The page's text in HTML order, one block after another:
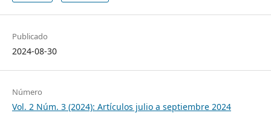
Publicado
2024-08-30
Número
Vol. 2 Núm. 3 (2024): Artículos julio a septiembre 2024